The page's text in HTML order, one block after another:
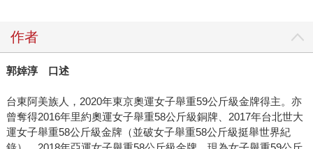
作者
郭婞淳 口述
台東阿美族人，2020年東京奧運女子舉重59公斤級金牌得主。亦
曾奪得2016年里約奧運女子舉重58公斤級銅牌、2017年台北世大
運女子舉重58公斤級金牌（並破女子舉重58公斤級挺舉世界紀